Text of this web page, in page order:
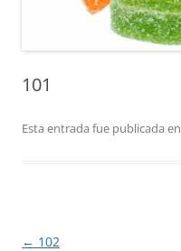
101
Esta entrada fue publicada en
Navegación
← 102